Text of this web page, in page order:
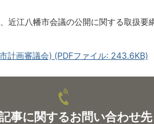
近江八幡市会議の公開に関する取扱要
計画審議会) (PDFファイル: 243.6KB)
事に関するお問い合わせ先